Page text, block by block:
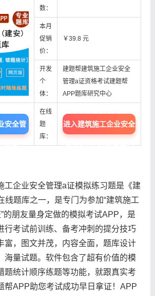
数：
本月
促销
价：
￥39.8 元
开发
个
体：
建题帮建筑施工企业安全
管理a证资格考试建题帮
APP题库研究中心
安全管
题库
在线
题
库：
进入建筑施工企业安全
管理a证在线题库中心
工企业安全管理a证模拟练习题是《建
线题库之一，是专门为参加“建筑施工
的朋友量身定做的模拟考试APP，是
行考试前训练、备考冲刺的提分技巧
富，图文并茂，内容全面，题库设计
海量试题。软件包含了超有价值的模
题统计顺序练题等功能，就跟真实考
帮APP助您考试成功早日拿证！APP